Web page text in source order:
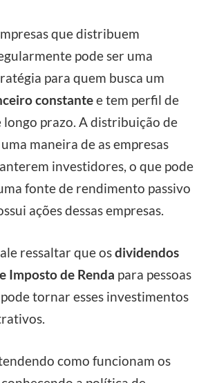
que distribuem
pode ser uma
para quem busca um
constantee tem perfil de
prazo. A distribuição de
maneira de as empresas
investidores, o que pode
fonte de rendimento passivo
ações dessas empresas.
ressaltar que osdividendos
Imposto de Renda para pessoas
tornar esses investimentos
como funcionam os